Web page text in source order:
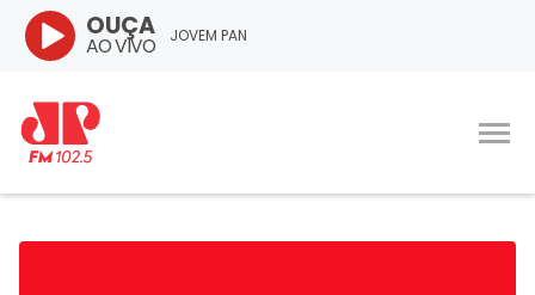
JOVEM PAN
OUÇA
AO VIVO